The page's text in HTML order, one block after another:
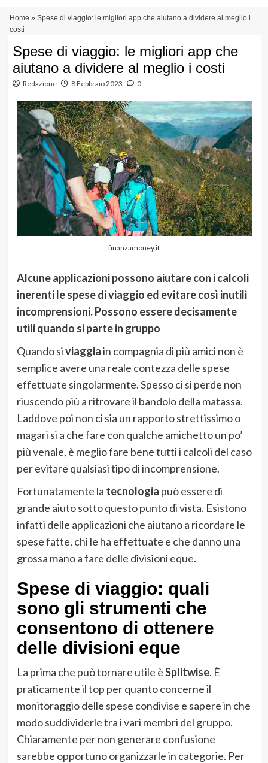
principale
Home » Spese di viaggio: le migliori app che aiutano a dividere al meglio i
costi
Spese di viaggio: le migliori app che
aiutano a dividere al meglio i costi
Redazione 8 Febbraio 2023 0
finanzamoney.it
Alcune applicazioni possono aiutare con i calcoli
inerenti le spese di viaggio ed evitare così inutili
incomprensioni. Possono essere decisamente
utili quando si parte in gruppo
Quando siviaggiain compagnia di più amici non è
semplice avere una reale contezza delle spese
effettuate singolarmente. Spesso ci si perde non
riuscendo più a ritrovare il bandolo della matassa.
Laddove poi non ci sia un rapporto strettissimo o
magari si a che fare con qualche amichetto un po’
più venale, è meglio fare bene tutti i calcoli del caso
per evitare qualsiasi tipo di incomprensione.
Fortunatamente la tecnologia può essere di
grande aiuto sotto questo punto di vista. Esistono
infatti delle applicazioni che aiutano a ricordare le
spese fatte, chi le ha effettuate e che danno una
grossa mano a fare delle divisioni eque.
Spese di viaggio: quali
sono gli strumenti che
consentono di ottenere
delle divisioni eque
La prima che può tornare utile èSplitwise. È
praticamente il top per quanto concerne il
monitoraggio delle spese condivise e sapere in che
modo suddividerle tra i vari membri del gruppo.
Chiaramente per non generare confusione
sarebbe opportuno organizzarle in categorie. Per